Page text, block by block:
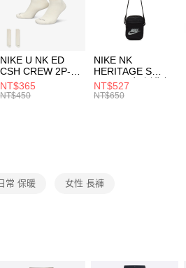
NIKE U NK ED
CSH CREW 2P-
144 EMBRDY 男
女 短統襪
NT$365
NT$450
NIKE NK
HERITAGE S
SMIT 男女 側背包
BA5871010
NT$527
NT$650
常 保暖 女性 長褲